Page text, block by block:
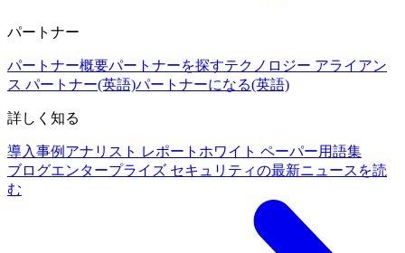
パートナー
パートナー概要パートナーを探すテクノロジー アライアン
ス パートナー(英語)パートナーになる(英語)
詳しく知る
導入事例 アナリスト レポート ホワイト ペーパー用語集
ブログエンタープライズ セキュリティの最新ニュースを読
む